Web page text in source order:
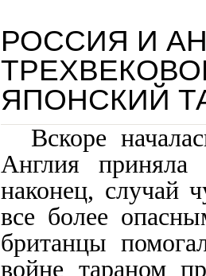
РОССИЯ И
ЯПОНСКИЙ
Вскоре
Англия приняла
наконец, случай
все более
британцы
войне тараном